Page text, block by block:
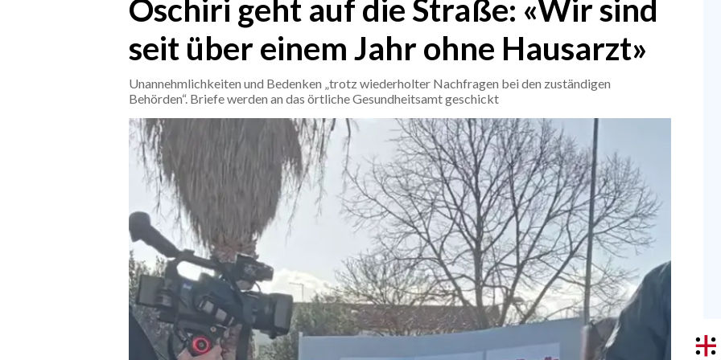
Oschiri geht auf die Straße: «Wir sind
seit über einem Jahr ohne Hausarzt»
Unannehmlichkeiten und Bedenken „trotz wiederholter Nachfragen bei den zuständigen
Behörden“. Briefe werden an das örtliche Gesundheitsamt geschickt